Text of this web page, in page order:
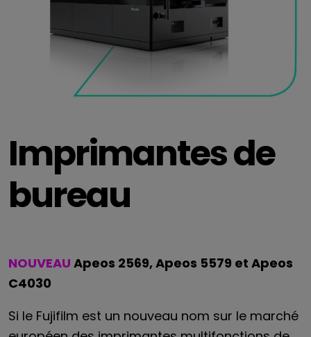
Imprimantes de
bureau
NOUVEAU Apeos 2569, Apeos 5579 et Apeos
C4030
Si le Fujifilm est un nouveau nom sur le marché